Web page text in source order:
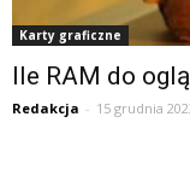
Karty graficzne
Ile RAM do
Redakcja - 15 grudnia